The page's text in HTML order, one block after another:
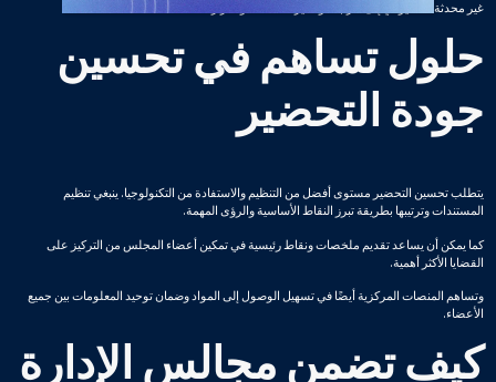
غير محدثة، مما يؤدي إلى الارتباك وتأخير النقاشات والقرارات.
حلول تساهم في تحسين
جودة التحضير
يتطلب تحسين التحضير مستوى أفضل من التنظيم والاستفادة من التكنولوجيا. ينبغي تنظيم
المستندات وترتيبها بطريقة تبرز النقاط الأساسية والرؤى المهمة.
كما يمكن أن يساعد تقديم ملخصات ونقاط رئيسية في تمكين أعضاء المجلس من التركيز على
القضايا الأكثر أهمية.
وتساهم المنصات المركزية أيضًا في تسهيل الوصول إلى المواد وضمان توحيد المعلومات بين جميع
الأعضاء.
كيف تضمن مجالس الإدارة